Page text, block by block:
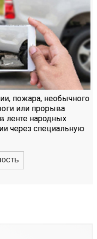
пожара, необычного
или прорыва
ленте народных
через специальную